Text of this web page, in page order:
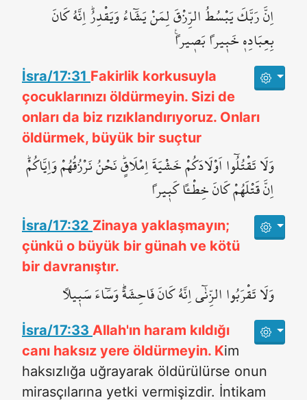
اِنَّ رَبَّكَ يَبْسُطُ الرِّزْقَ لِمَنْ يَشَٓاءُ وَيَقْدِرُۜ اِنَّهُ كَانَ
بِعِبَادِه۪ خَب۪يراً بَص۪يراً۟
İsra/17:31 Fakirlik korkusuyla
çocuklarınızı öldürmeyin. Sizi de
onları da biz rızıklandırıyoruz. Onları
öldürmek, büyük bir suçtur
وَلَا تَقْتُلُٓوا اَوْلَادَكُمْ خَشْيَةَ اِمْلَاقٍۜ نَحْنُ نَرْزُقُهُمْ وَاِيَّاكُمْۜ
اِنَّ قَتْلَهُمْ كَانَ خِطْـٔاً كَب۪يراً
İsra/17:32 Zinaya yaklaşmayın;
çünkü o büyük bir günah ve kötü
bir davranıştır.
وَلَا تَقْرَبُوا الزِّنٰٓى اِنَّهُ كَانَ فَاحِشَةًۜ وَسَٓاءَ سَب۪يلاً
İsra/17:33 Allah'ın haram kıldığı
canı haksız yere öldürmeyin. Kim
haksızlığa uğrayarak öldürülürse onun
mirasçılarına yetki vermişizdir. İntikam